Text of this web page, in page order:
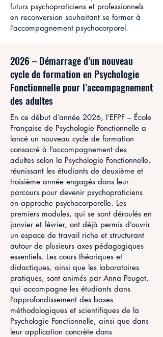
futurs psychopraticiens et professionnels
en reconversion souhaitant se former à
l’accompagnement psychocorporel.
2026 – Démarrage d’un nouveau
cycle de formation en Psychologie
Fonctionnelle pour l’accompagnement
des adultes
En ce début d’année 2026, l’EFPF – École
Française de Psychologie Fonctionnelle a
lancé un nouveau cycle de formation
consacré à l’accompagnement des
adultes selon la Psychologie Fonctionnelle,
réunissant les étudiants de deuxième et
troisième année engagés dans leur
parcours pour devenir psychopraticiens
en approche psychocorporelle. Les
premiers modules, qui se sont déroulés en
janvier et février, ont déjà permis d’ouvrir
un espace de travail riche et structurant
autour de plusieurs axes pédagogiques
essentiels. Les cours théoriques et
didactiques, ainsi que les laboratoires
pratiques, sont animés par Anna Pouget,
qui accompagne les étudiants dans
l’approfondissement des bases
méthodologiques et scientifiques de la
Psychologie Fonctionnelle, ainsi que dans
leur application concrète dans